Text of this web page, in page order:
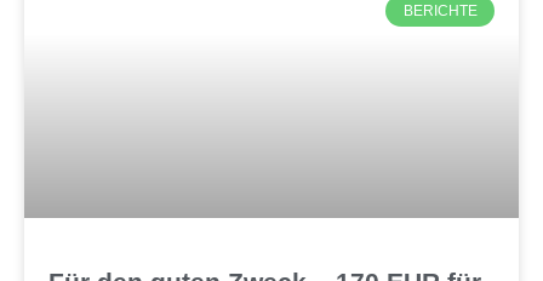
BERICHTE